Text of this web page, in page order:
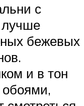
с
бежевых
и в тон